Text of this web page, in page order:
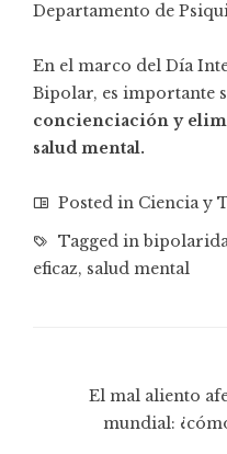
Departamento de
En el marco del Día
Bipolar, es importante
concienciación y
salud mental.
Posted in Ciencia y
Tagged in
eficaz, salud mental
El mal aliento
mundial: